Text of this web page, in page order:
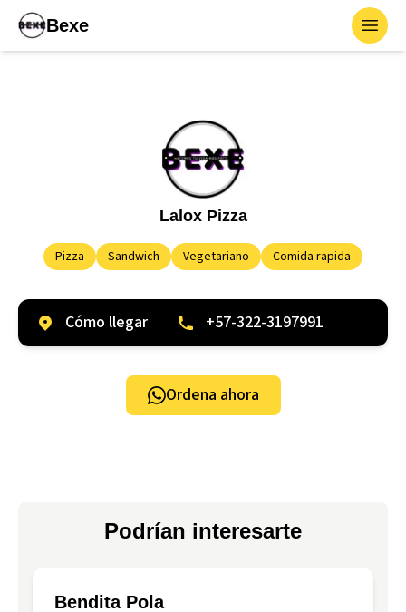
Bexe
Lalox Pizza
Pizza Sandwich Vegetariano Comida rapida
Cómo llegar +57-322-3197991
Ordena ahora
Podrían interesarte
Bendita Pola